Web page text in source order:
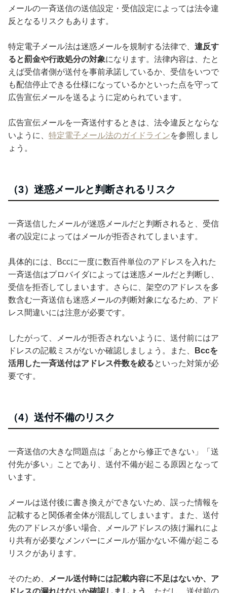
メールの一斉送信の送信設定・受信設定によっては法令違
反となるリスクもあります。
特定電子メール法は迷惑メールを規制する法律で、 違反す
ると罰金や行政処分の対象になります。法律内容は、たと
えば受信者側が送付を事前承諾しているか、受信をいつで
も配信停止できる仕様になっているかといった点を守って
広告宣伝メールを送るように定められています。
広告宣伝メールを一斉送付するときは、法令違反とならな
いように、 特定電子メール法のガイドラインを参照しまし
ょう。
（3）迷惑メールと判断されるリスク
一斉送信したメールが迷惑メールだと判断されると、受信
者の設定によってはメールが拒否されてしまいます。
具体的には、Bccに一度に数百件単位のアドレスを入れた
一斉送信はプロバイダによっては迷惑メールだと判断し、
受信を拒否してしまいます。さらに、架空のアドレスを多
数含む一斉送信も迷惑メールの判断対象になるため、アド
レス間違いには注意が必要です。
したがって、メールが拒否されないように、送付前にはア
ドレスの記載ミスがないか確認しましょう。また、
Bccを
活用した一斉送付はアドレス件数を絞るといった対策が必
要です。
（4）送付不備のリスク
一斉送信の大きな問題点は「あとから修正できない」「送
付先が多い」ことであり、送付不備が起こる原因となって
います。
メールは送付後に書き換えができないため、誤った情報を
記載すると関係者全体が混乱してしまいます。また、送付
先のアドレスが多い場合、メールアドレスの抜け漏れによ
り共有が必要なメンバーにメールが届かない不備が起こる
リスクがあります。
そのため、
メール送付時には記載内容に不足はないか、ア